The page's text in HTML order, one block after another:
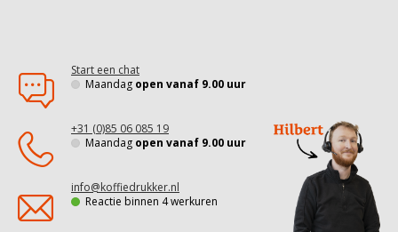
Start een chat
Maandag open vanaf 9.00 uur
+31 (0)85 06 085 19
Maandag open vanaf 9.00 uur
info@koffiedrukker.nl
Reactie binnen 4 werkuren